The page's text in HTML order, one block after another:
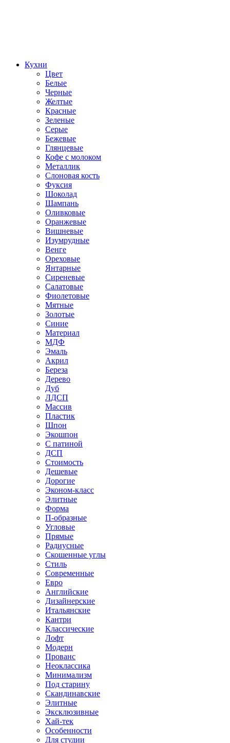
Кухни
Цвет
Белые
Черные
Желтые
Красные
Зеленые
Серые
Бежевые
Глянцевые
Кофе с молоком
Металлик
Слоновая кость
Фуксия
Шоколад
Шампань
Оливковые
Оранжевые
Вишневые
Изумрудные
Венге
Ореховые
Янтарные
Сиреневые
Салатовые
Фиолетовые
Мятные
Золотые
Синие
Материал
МДФ
Эмаль
Акрил
Береза
Дерево
Дуб
ЛДСП
Массив
Пластик
Шпон
Экошпон
С патиной
ДСП
Стоимость
Дешевые
Дорогие
Эконом-класс
Элитные
Форма
П-образные
Угловые
Прямые
Радиусные
Скошенные углы
Стиль
Современные
Евро
Английские
Дизайнерские
Итальянские
Кантри
Классические
Лофт
Модерн
Прованс
Неоклассика
Минимализм
Под старину
Скандинавские
Элитные
Эксклюзивные
Хай-тек
Особенности
Для студии